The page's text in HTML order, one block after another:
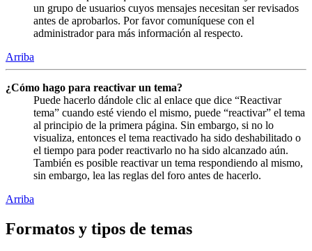
un grupo de usuarios cuyos mensajes necesitan ser revisados
antes de aprobarlos. Por favor comuníquese con el
administrador para más información al respecto.
Arriba
¿Cómo hago para reactivar un tema?
Puede hacerlo dándole clic al enlace que dice “Reactivar
tema” cuando esté viendo el mismo, puede “reactivar” el tema
al principio de la primera página. Sin embargo, si no lo
visualiza, entonces el tema reactivado ha sido deshabilitado o
el tiempo para poder reactivarlo no ha sido alcanzado aún.
También es posible reactivar un tema respondiendo al mismo,
sin embargo, lea las reglas del foro antes de hacerlo.
Arriba
Formatos y tipos de temas